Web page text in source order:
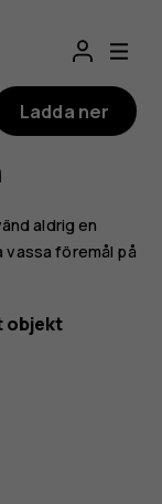
Ladda ner
aldrig en
vassa föremål på
objekt